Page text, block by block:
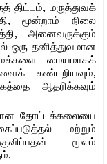
திட்டம், மருத்துவக்
மூன்றாம் நிலை
அனைவருக்கும்
ஒரு தனித்துவமான
மக்களை மையமாகக்
கண்டறியவும்,
ஆதரிக்கவும்
தோட்டக்கலையை
மற்றும்
மூலம்